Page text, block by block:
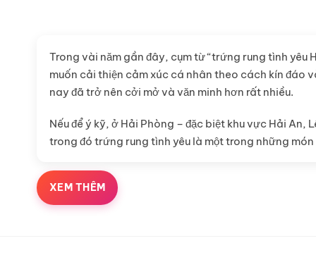
Trong vài năm gần đây, cụm từ “trứng rung tình yêu
muốn cải thiện cảm xúc cá nhân theo cách kín đáo
nay đã trở nên cởi mở và văn minh hơn rất nhiều.
Nếu để ý kỹ, ở Hải Phòng – đặc biệt khu vực Hải
trong đó trứng rung tình yêu là một trong những
Bài viết này sẽ giúp bạn hiểu rõ hơn về trứng rung
XEM THÊM